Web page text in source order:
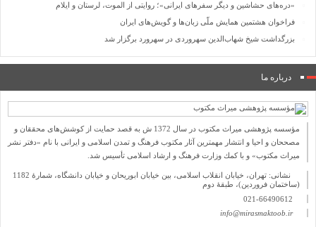
«دره‌های حشاشین و دیگر سفرهای ایرانی»؛ روایتی از الموت، لرستان و ایلام
فراخوان هشتمین همایش ملّی زبان‌ها و گویش‌های ایران
بزرگداشت شیخ شهاب‌الدین سهروردی در سهرورد برگزار شد
درباره ما
مؤسسه پژوهشی میراث مكتوب در سال 1372 ش به قصد حمایت از كوشش‌های محققان و
مصححان و احیا و انتشار مهمترین آثار مكتوب فرهنگ و تمدن اسلامی و ایرانی با نام «دفتر نشر
میراث مكتوب» و با كمك وزارت فرهنگ و ارشاد اسلامی تأسیس شد.
نشانی: تهران، خیابان انقلاب اسلامی، بین خیابان ابوریحان و خیابان دانشگاه، شمارۀ 1182
(ساختمان فروردین)، طبقۀ دوم
021-66490612
info@mirasmaktoob.ir